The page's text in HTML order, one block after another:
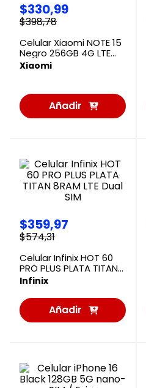
$330,99
$398,78
Celular Xiaomi NOTE 15
Negro 256GB 4G LTE
Dual SIM
Xiaomi
Añadir
al
$359,97
$574,31
Celular Infinix HOT 60
PRO PLUS PLATA TITAN
8RAM LTE Dual SIM
Infinix
Añadir
al